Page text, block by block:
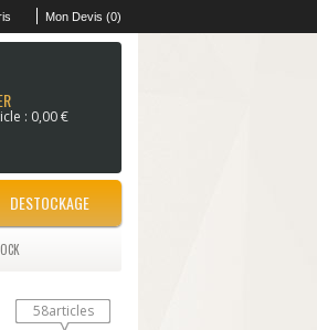
Mon Devis (0)
: 0,00 €
DESTOCKAGE
58articles